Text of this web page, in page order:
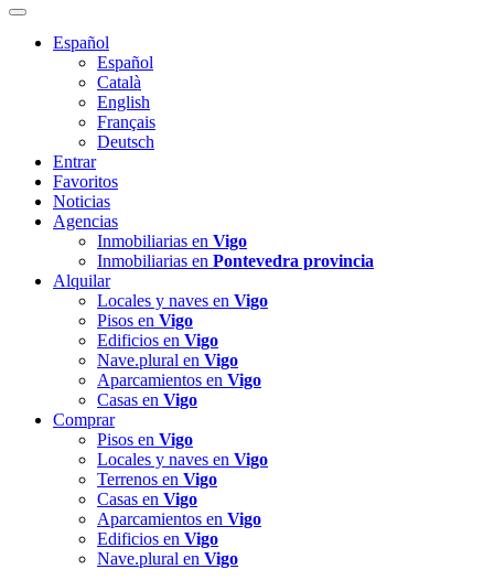
Español
Español
Català
English
Français
Deutsch
Entrar
Favoritos
Noticias
Agencias
Inmobiliarias en Vigo
Inmobiliarias en Pontevedra provincia
Alquilar
Locales y naves en Vigo
Pisos en Vigo
Edificios en Vigo
Nave.plural en Vigo
Aparcamientos en Vigo
Casas en Vigo
Comprar
Pisos en Vigo
Locales y naves en Vigo
Terrenos en Vigo
Casas en Vigo
Aparcamientos en Vigo
Edificios en Vigo
Nave.plural en Vigo